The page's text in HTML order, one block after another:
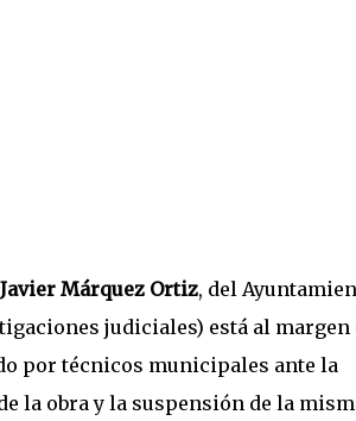
Javier Márquez Ortiz, del
judiciales) está al margen
por técnicos municipales ante la
la obra y la suspensión de la